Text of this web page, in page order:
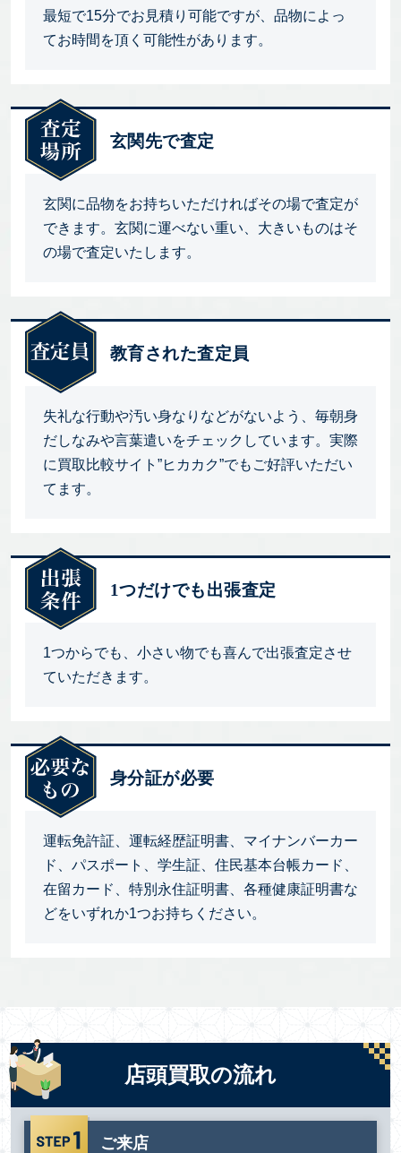
最短で15分でお見積り可能ですが、品物によっ
てお時間を頂く可能性があります。
玄関先で査定
玄関に品物をお持ちいただければその場で査定が
できます。玄関に運べない重い、大きいものはそ
の場で査定いたします。
教育された査定員
失礼な行動や汚い身なりなどがないよう、毎朝身
だしなみや言葉遣いをチェックしています。実際
に買取比較サイト”ヒカカク”でもご好評いただい
てます。
1つだけでも出張査定
1つからでも、小さい物でも喜んで出張査定させ
ていただきます。
身分証が必要
運転免許証、運転経歴証明書、マイナンバーカー
ド、パスポート、学生証、住民基本台帳カード、
在留カード、特別永住証明書、各種健康証明書な
どをいずれか1つお持ちください。
店頭買取の流れ
ご来店